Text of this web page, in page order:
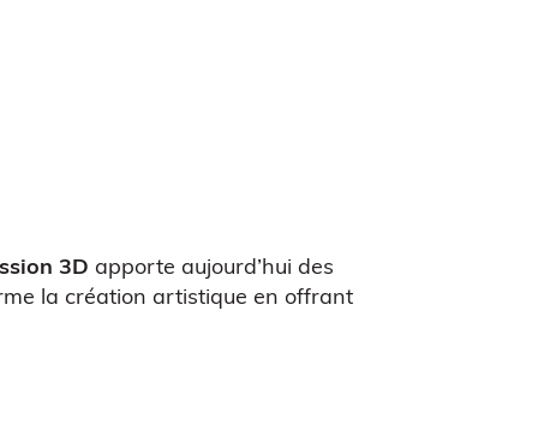
3D apporte aujourd’hui des
la création artistique en offrant